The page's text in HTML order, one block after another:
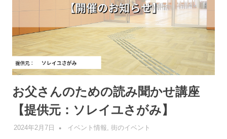
お父さんのための読み聞かせ講座
【提供元：ソレイユさがみ】
2024年2月7日 管理者
イベント情報 街のイベント